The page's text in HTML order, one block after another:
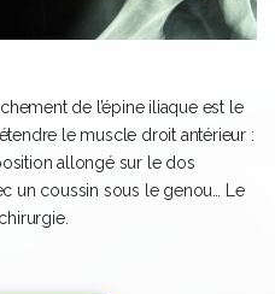
de l’épine iliaque est le
le muscle droit antérieur :
allongé sur le dos
un coussin sous le genou… Le